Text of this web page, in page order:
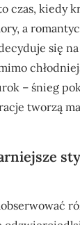
czas, kiedy
a
się
– śnieg
tworzą